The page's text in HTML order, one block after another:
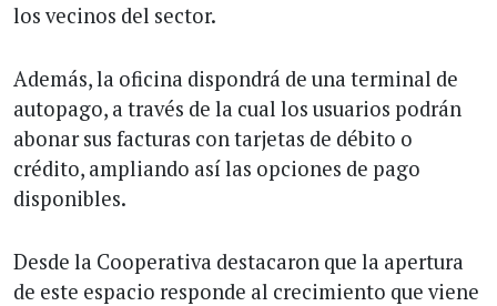
los vecinos del sector.
Además, la oficina dispondrá de una terminal de
autopago, a través de la cual los usuarios podrán
abonar sus facturas con tarjetas de débito o
crédito, ampliando así las opciones de pago
disponibles.
Desde la Cooperativa destacaron que la apertura
de este espacio responde al crecimiento que viene